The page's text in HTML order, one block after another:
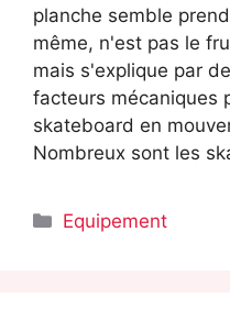
planche semble
même, n'est pas le
mais s'explique par
facteurs mécaniques
skateboard en
Nombreux sont les
Catégories
Equipement